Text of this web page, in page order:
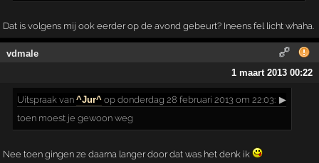
Dat is volgens mij ook eerder op de avond gebeurt? Ineens fel licht whaha.
vdmale
1 maart 2013 00:22
Uitspraak van^Jur^ op donderdag 28 februari 2013 om 22:03: ▶
toen moest je gewoon weg
Nee toen gingen ze daarna langer door dat was het denk ik